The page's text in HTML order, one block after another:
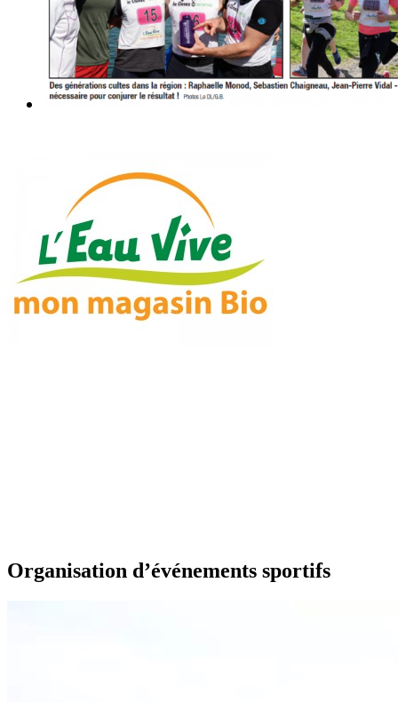
Organisation d’événements sportifs